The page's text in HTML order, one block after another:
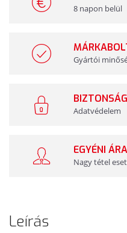
8 napon belül
Gyártói
BIZTONSÁG
Adatvédelem
EGYÉNI
Nagy tétel
Leírás